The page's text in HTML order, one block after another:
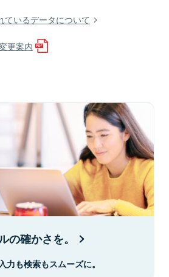
ているデータについて
更案内
の確かさを。
力も検索もスムーズに。